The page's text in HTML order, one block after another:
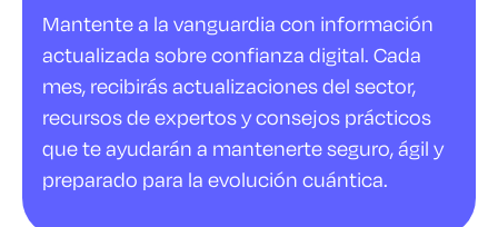
Mantente a la vanguardia con información
actualizada sobre confianza digital. Cada
mes, recibirás actualizaciones del sector,
recursos de expertos y consejos prácticos
que te ayudarán a mantenerte seguro, ágil y
preparado para la evolución cuántica.